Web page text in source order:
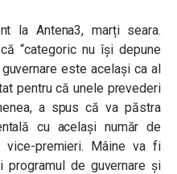
la Antena3, marți seara.
“categoric nu își depune
este același ca al
pentru că unele prevederi
a spus că va păstra
cu același număr de
premieri. Mâine va fi
programul de guvernare și